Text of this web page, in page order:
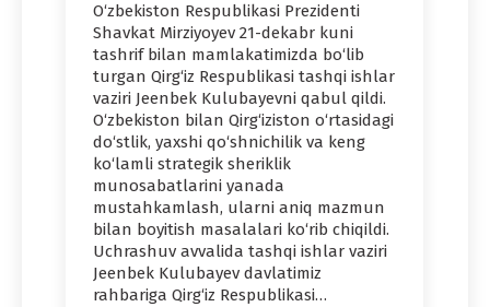
O‘zbekiston Respublikasi Prezidenti
Shavkat Mirziyoyev 21-dekabr kuni
tashrif bilan mamlakatimizda bo‘lib
turgan Qirg‘iz Respublikasi tashqi ishlar
vaziri Jeenbek Kulubayevni qabul qildi.
O‘zbekiston bilan Qirg‘iziston o‘rtasidagi
do‘stlik, yaxshi qo‘shnichilik va keng
ko‘lamli strategik sheriklik
munosabatlarini yanada
mustahkamlash, ularni aniq mazmun
bilan boyitish masalalari ko‘rib chiqildi.
Uchrashuv avvalida tashqi ishlar vaziri
Jeenbek Kulubayev davlatimiz
rahbariga Qirg‘iz Respublikasi…